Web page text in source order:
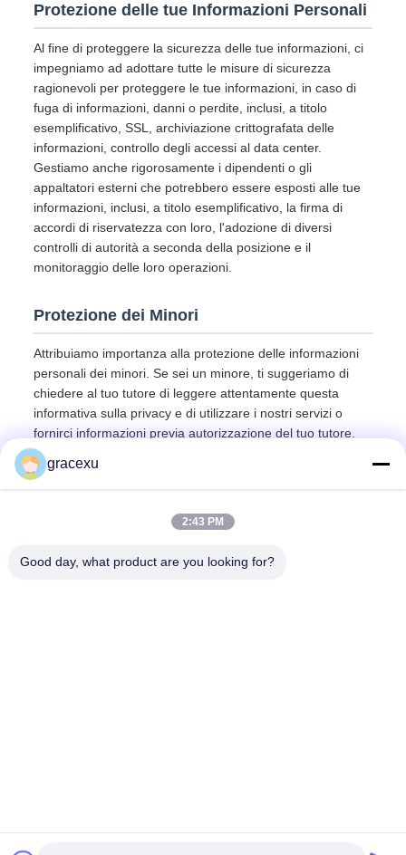
Protezione delle tue Informazioni Personali
Al fine di proteggere la sicurezza delle tue informazioni, ci
impegniamo ad adottare tutte le misure di sicurezza
ragionevoli per proteggere le tue informazioni, in caso di
fuga di informazioni, danni o perdite, inclusi, a titolo
esemplificativo, SSL, archiviazione crittografata delle
informazioni, controllo degli accessi al data center.
Gestiamo anche rigorosamente i dipendenti o gli
appaltatori esterni che potrebbero essere esposti alle tue
informazioni, inclusi, a titolo esemplificativo, la firma di
accordi di riservatezza con loro, l'adozione di diversi
controlli di autorità a seconda della posizione e il
monitoraggio delle loro operazioni.
Protezione dei Minori
Attribuiamo importanza alla protezione delle informazioni
personali dei minori. Se sei un minore, ti suggeriamo di
chiedere al tuo tutore di leggere attentamente questa
informativa sulla privacy e di utilizzare i nostri servizi o
fornirci informazioni previa autorizzazione del tuo tutore.
Fornitore. © di Copyright 2023-2026 foodgradeenzyme.com
gracexu
2:43 PM
Good day, what product are you looking for?